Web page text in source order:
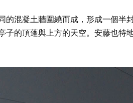
混凝土牆圍繞而成，形成一個半
的頂蓬與上方的天空。安藤也特